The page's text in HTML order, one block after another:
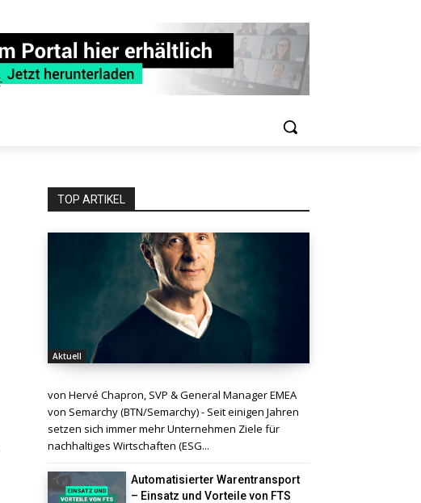
TOP ARTIKEL
Aktuell
von Hervé Chapron, SVP & General Manager EMEA
von Semarchy (BTN/Semarchy) - Seit einigen Jahren
setzen sich immer mehr Unternehmen Ziele für
nachhaltiges Wirtschaften (ESG...
Automatisierter Warentransport
– Einsatz und Vorteile von FTS